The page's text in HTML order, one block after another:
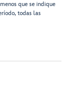
que se indique
todas las